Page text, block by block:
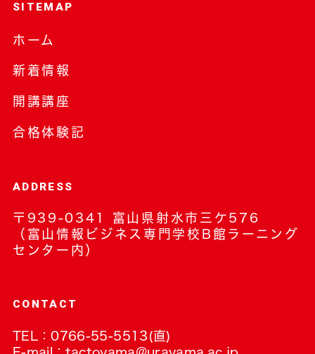
SITEMAP
ホーム
新着情報
開講講座
合格体験記
ADDRESS
〒939-0341 富山県射水市三ケ576
（富山情報ビジネス専門学校B館ラーニング
センター内）
CONTACT
TEL：0766-55-5513 (直)